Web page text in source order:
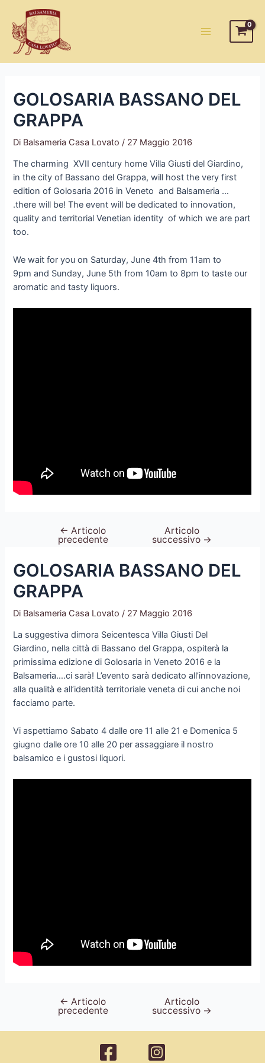
contenuto
Menu
GOLOSARIA BASSANO DEL
GRAPPA
Di Balsameria Casa Lovato / 27 Maggio 2016
The charming XVII century home Villa Giusti del Giardino,
in the city of Bassano del Grappa, will host the very first
edition of Golosaria 2016 in Veneto and Balsameria …
.there will be! The event will be dedicated to innovation,
quality and territorial Venetian identity of which we are part
too.
We wait for you on Saturday, June 4th from 11am to
9pm and Sunday, June 5th from 10am to 8pm to taste our
aromatic and tasty liquors.
Navigazione
articoli
← Articolo
precedente
Articolo
successivo →
GOLOSARIA BASSANO DEL
GRAPPA
Di Balsameria Casa Lovato / 27 Maggio 2016
La suggestiva dimora Seicentesca Villa Giusti Del
Giardino, nella città di Bassano del Grappa, ospiterà la
primissima edizione di Golosaria in Veneto 2016 e la
Balsameria….ci sarà! L’evento sarà dedicato all’innovazione,
alla qualità e all’identità territoriale veneta di cui anche noi
facciamo parte.
Vi aspettiamo Sabato 4 dalle ore 11 alle 21 e Domenica 5
giugno dalle ore 10 alle 20 per assaggiare il nostro
balsamico e i gustosi liquori.
Navigazione
articoli
← Articolo
precedente
Articolo
successivo →